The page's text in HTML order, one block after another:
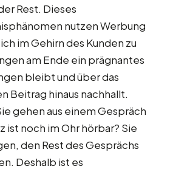
Rest. Dieses
nutzen Werbung
im Gehirn des Kunden zu
am Ende ein prägnantes
bleibt und über das
Beitrag hinaus nachhallt.
gehen aus einem Gespräch
ist noch im Ohr hörbar? Sie
den Rest des Gesprächs
Deshalb ist es